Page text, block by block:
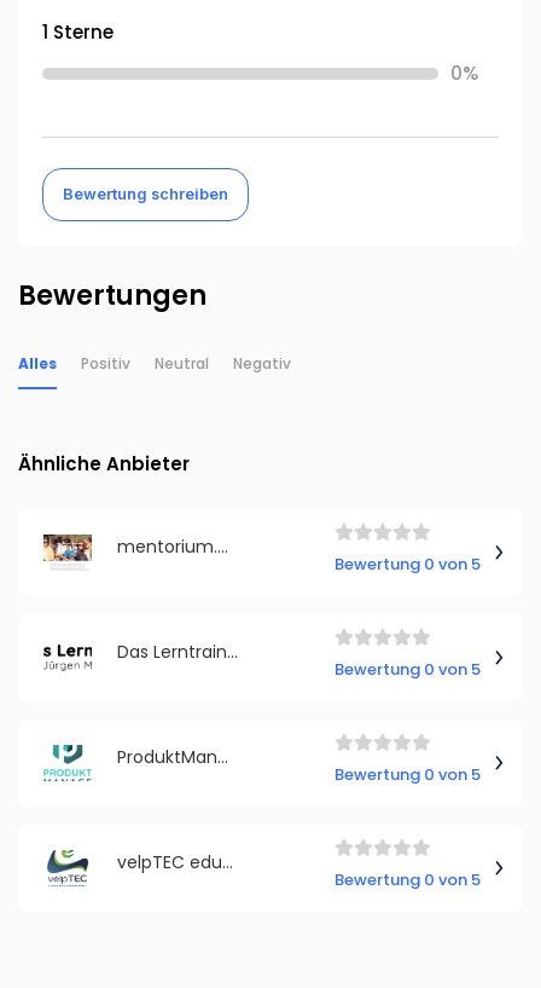
1 Sterne
0%
Bewertung schreiben
Bewertungen
Alles Positiv Neutral Negativ
Ähnliche Anbieter
mentorium.de
Bewertung 0 von 5
Das Lerntraining mit Jürgen Möller
Bewertung 0 von 5
ProduktManageMentor
Bewertung 0 von 5
velpTEC edutainment
Bewertung 0 von 5